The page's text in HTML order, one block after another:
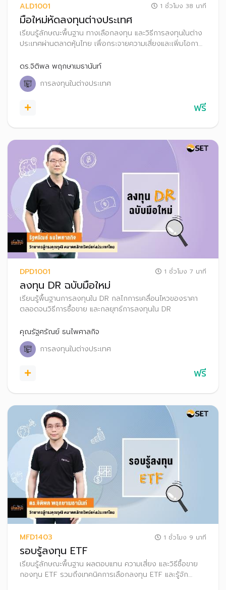
ALD1001 1 ชั่วโมง 38 นาที
มือใหม่หัดลงทุนต่างประเทศ
เรียนรู้ลักษณะพื้นฐาน ทางเลือกลงทุน และวิธีการลงทุนในต่าง
ประเทศผ่านตลาดหุ้นไทย เพื่อกระจายความเสี่ยงและเพิ่มโอกาส
ดร.จิติพล พฤกษาเมธานันท์
การลงทุนในต่างประเทศ
ฟรี
DPD1001 1 ชั่วโมง 7 นาที
ลงทุน DR ฉบับมือใหม่
เรียนรู้พื้นฐานการลงทุนใน DR กลไกการเคลื่อนไหวของราคา
ตลอดจนวิธีการซื้อขาย และกลยุทธ์การลงทุนใน DR
คุณรัฐศรัณย์ ธนไพศาลกิจ
การลงทุนในต่างประเทศ
ฟรี
MFD1403 1 ชั่วโมง 9 นาที
รอบรู้ลงทุน ETF
เรียนรู้ลักษณะพื้นฐาน ผลตอบแทน ความเสี่ยง และวิธีซื้อขาย
กองทุน ETF รวมถึงเทคนิคการเลือกลงทุน ETF และรู้จัก